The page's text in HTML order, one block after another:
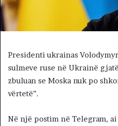
Presidenti ukrainas
sulmeve ruse në Ukrainë
zbuluan se Moska nuk po
vërtetë”.
Në një postim në Telegram,